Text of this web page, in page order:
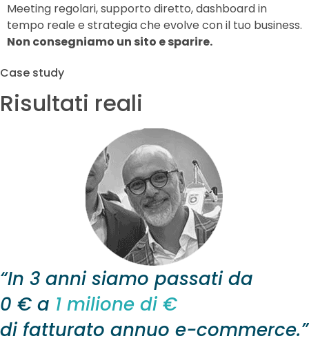
Meeting regolari, supporto diretto, dashboard in
tempo reale e strategia che evolve con il tuo business.
Non consegniamo un sito e sparire.
Case study
Risultati reali
“In 3 anni siamo passati da
0 € a 1 milione di €
di fatturato annuo e-commerce.”